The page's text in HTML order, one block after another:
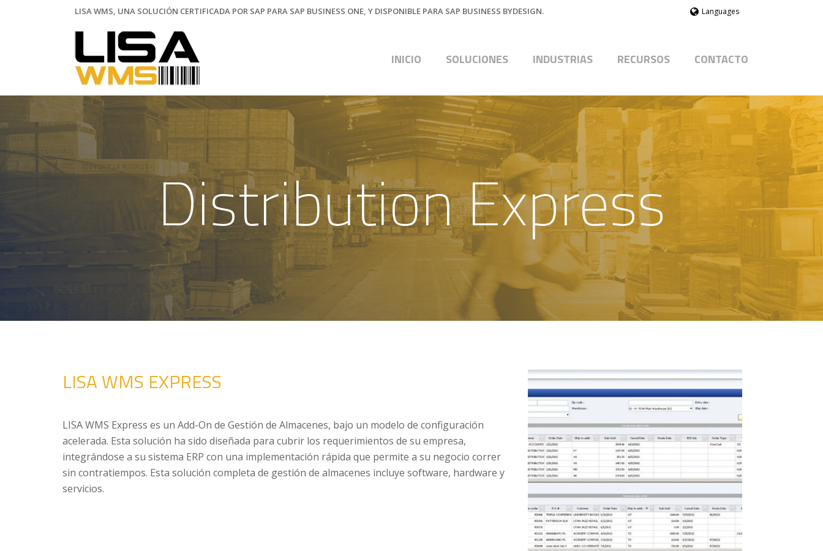
LISA WMS, UNA SOLUCIÓN CERTIFICADA POR SAP PARA SAP BUSINESS ONE, Y DISPONIBLE PARA SAP BUSINESS BYDESIGN. Languages
INICIO SOLUCIONES INDUSTRIAS RECURSOS CONTACTO
Distribution Express
LISA WMS EXPRESS
LISA WMS Express es un Add-On de Gestión de Almacenes, bajo un modelo de configuración
acelerada. Esta solución ha sido diseñada para cubrir los requerimientos de su empresa,
integrándose a su sistema ERP con una implementación rápida que permite a su negocio correr
sin contratiempos. Esta solución completa de gestión de almacenes incluye software, hardware y
servicios.